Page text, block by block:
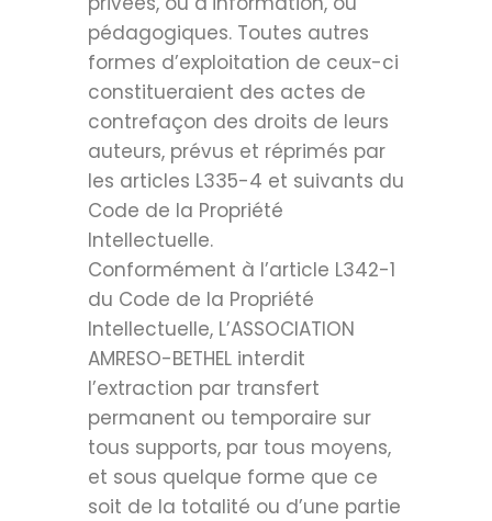
pédagogiques. Toutes autres
formes d’exploitation de ceux-ci
constitueraient des actes de
contrefaçon des droits de leurs
auteurs, prévus et réprimés par
les articles L335-4 et suivants du
Code de la Propriété
Intellectuelle.
Conformément à l’article L342-1
du Code de la Propriété
Intellectuelle, L’ASSOCIATION
AMRESO-BETHEL interdit
l’extraction par transfert
permanent ou temporaire sur
tous supports, par tous moyens,
et sous quelque forme que ce
soit de la totalité ou d’une partie